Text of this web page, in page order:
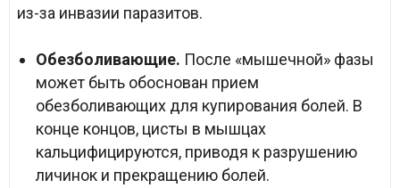
из-за инвазии паразитов.
Обезболивающие. После «мышечной» фазы
может быть обоснован прием
обезболивающих для купирования болей. В
конце концов, цисты в мышцах
кальцифицируются, приводя к разрушению
личинок и прекращению болей.